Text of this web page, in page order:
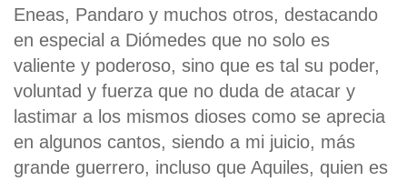
Eneas, Pandaro y muchos otros, destacando
en especial a Diómedes que no solo es
valiente y poderoso, sino que es tal su poder,
voluntad y fuerza que no duda de atacar y
lastimar a los mismos dioses como se aprecia
en algunos cantos, siendo a mi juicio, más
grande guerrero, incluso que Aquiles, quien es